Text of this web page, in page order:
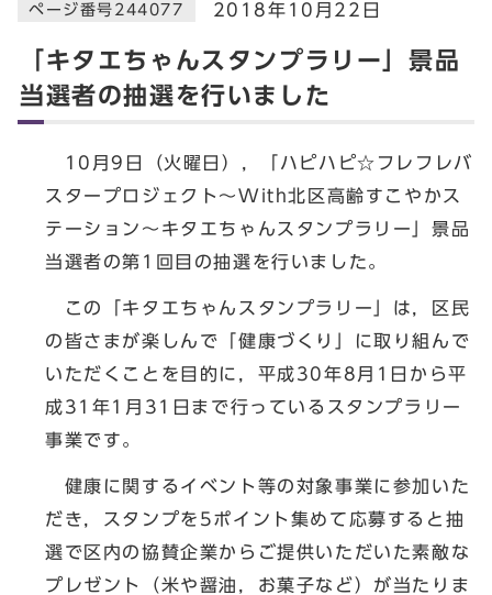
ページ番号244077 2018年10月22日
「キタエちゃんスタンプラリー」景品
当選者の抽選を行いました
10月9日（火曜日），「ハピハピ☆フレフレバ
スタープロジェクト～With北区高齢すこやかス
テーション～キタエちゃんスタンプラリー」景品
当選者の第1回目の抽選を行いました。
この「キタエちゃんスタンプラリー」は，区民
の皆さまが楽しんで「健康づくり」に取り組んで
いただくことを目的に，平成30年8月1日から平
成31年1月31日まで行っているスタンプラリー
事業です。
健康に関するイベント等の対象事業に参加いた
だき，スタンプを5ポイント集めて応募すると抽
選で区内の協賛企業からご提供いただいた素敵な
プレゼント（米や醤油，お菓子など）が当たりま